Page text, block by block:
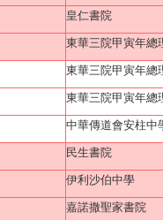
皇仁書院
東華三院甲寅年總
東華三院甲寅年總
東華三院甲寅年總
中華傳道會安柱中
民生書院
伊利沙伯中學
嘉諾撒聖家書院